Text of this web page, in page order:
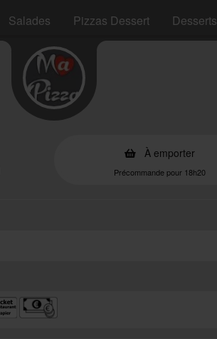
Salades Pizzas Dessert Desserts
À emporter
Précommande pour 18h20